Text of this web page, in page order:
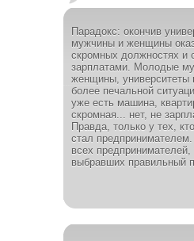
Парадокс: окончив
мужчины и женщины
скромных должностях и
зарплатами. Молодые
женщины, университеты
более печальной
уже есть машина,
скромная... нет, не
Правда, только у тех,
стал
всех предпринимателей,
выбравших правильный